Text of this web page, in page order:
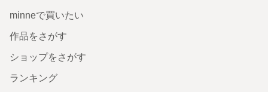
minneで買いたい
作品をさがす
ショップをさがす
ランキング